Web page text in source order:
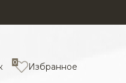
Избранное
0